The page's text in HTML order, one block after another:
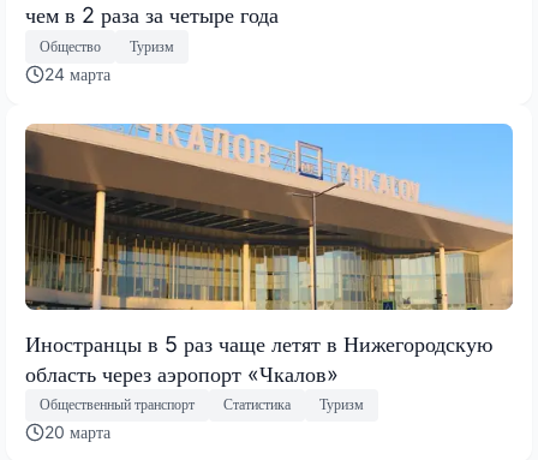
чем в 2 раза за четыре года
Общество Туризм
24 марта
Иностранцы в 5 раз чаще летят в Нижегородскую
область через аэропорт «Чкалов»
Общественный транспорт Статистика Туризм
20 марта